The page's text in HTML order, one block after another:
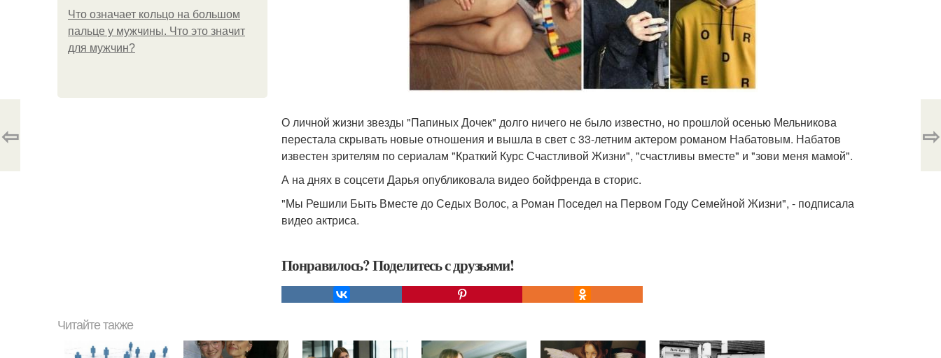
Что означает кольцо на большом
пальце у мужчины. Что это значит
для мужчин?
О личной жизни звезды "Папиных Дочек" долго ничего не было известно, но прошлой осенью Мельникова
перестала скрывать новые отношения и вышла в свет с 33-летним актером романом Набатовым. Набатов
известен зрителям по сериалам "Краткий Курс Счастливой Жизни", "счастливы вместе" и "зови меня мамой".
А на днях в соцсети Дарья опубликовала видео бойфренда в сторис.
"Мы Решили Быть Вместе до Седых Волос, а Роман Поседел на Первом Году Семейной Жизни", - подписала
видео актриса.
Понравилось? Поделитесь с друзьями!
⇦ ⇨
Читайте также